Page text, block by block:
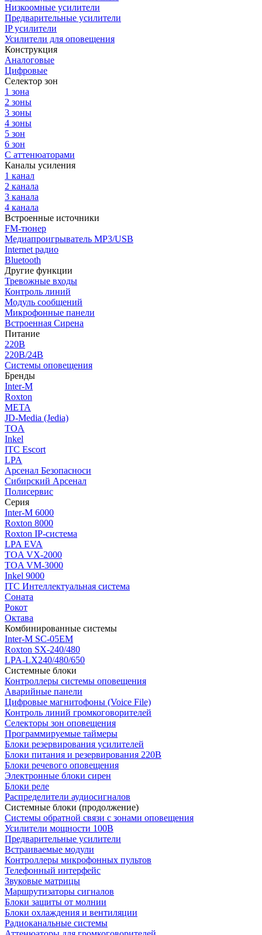
Низкоомные усилители
Предварительные усилители
IP усилители
Усилители для оповещения
Конструкция
Аналоговые
Цифровые
Селектор зон
1 зона
2 зоны
3 зоны
4 зоны
5 зон
6 зон
С аттенюаторами
Каналы усиления
1 канал
2 канала
3 канала
4 канала
Встроенные источники
FM-тюнер
Медиапроигрыватель MP3/USB
Internet радио
Bluetooth
Другие функции
Тревожные входы
Контроль линий
Модуль сообщений
Микрофонные панели
Встроенная Сирена
Питание
220В
220В/24В
Системы оповещения
Бренды
Inter-M
Roxton
МЕТА
JD-Media (Jedia)
TOA
Inkel
ITC Escort
LPA
Арсенал Безопасноси
Сибирский Арсенал
Полисервис
Серия
Inter-M 6000
Roxton 8000
Roxton IP-система
LPA EVA
TOA VX-2000
TOA VM-3000
Inkel 9000
ITC Интеллектуальная система
Соната
Рокот
Октава
Комбинированные системы
Inter-M SC-05EM
Roxton SX-240/480
LPA-LX240/480/650
Системные блоки
Контроллеры системы оповещения
Аварийные панели
Цифровые магнитофоны (Voice File)
Контроль линий громкоговорителей
Селекторы зон оповещения
Программируемые таймеры
Блоки резервирования усилителей
Блоки питания и резервирования 220В
Блоки речевого оповещения
Электронные блоки сирен
Блоки реле
Распределители аудиосигналов
Системные блоки (продолжение)
Системы обратной связи с зонами оповещения
Усилители мощности 100В
Предварительные усилители
Встраиваемые модули
Контроллеры микрофонных пультов
Телефонный интерфейс
Звуковые матрицы
Маршрутизаторы сигналов
Блоки защиты от молнии
Блоки охлаждения и вентиляции
Радиоканальные системы